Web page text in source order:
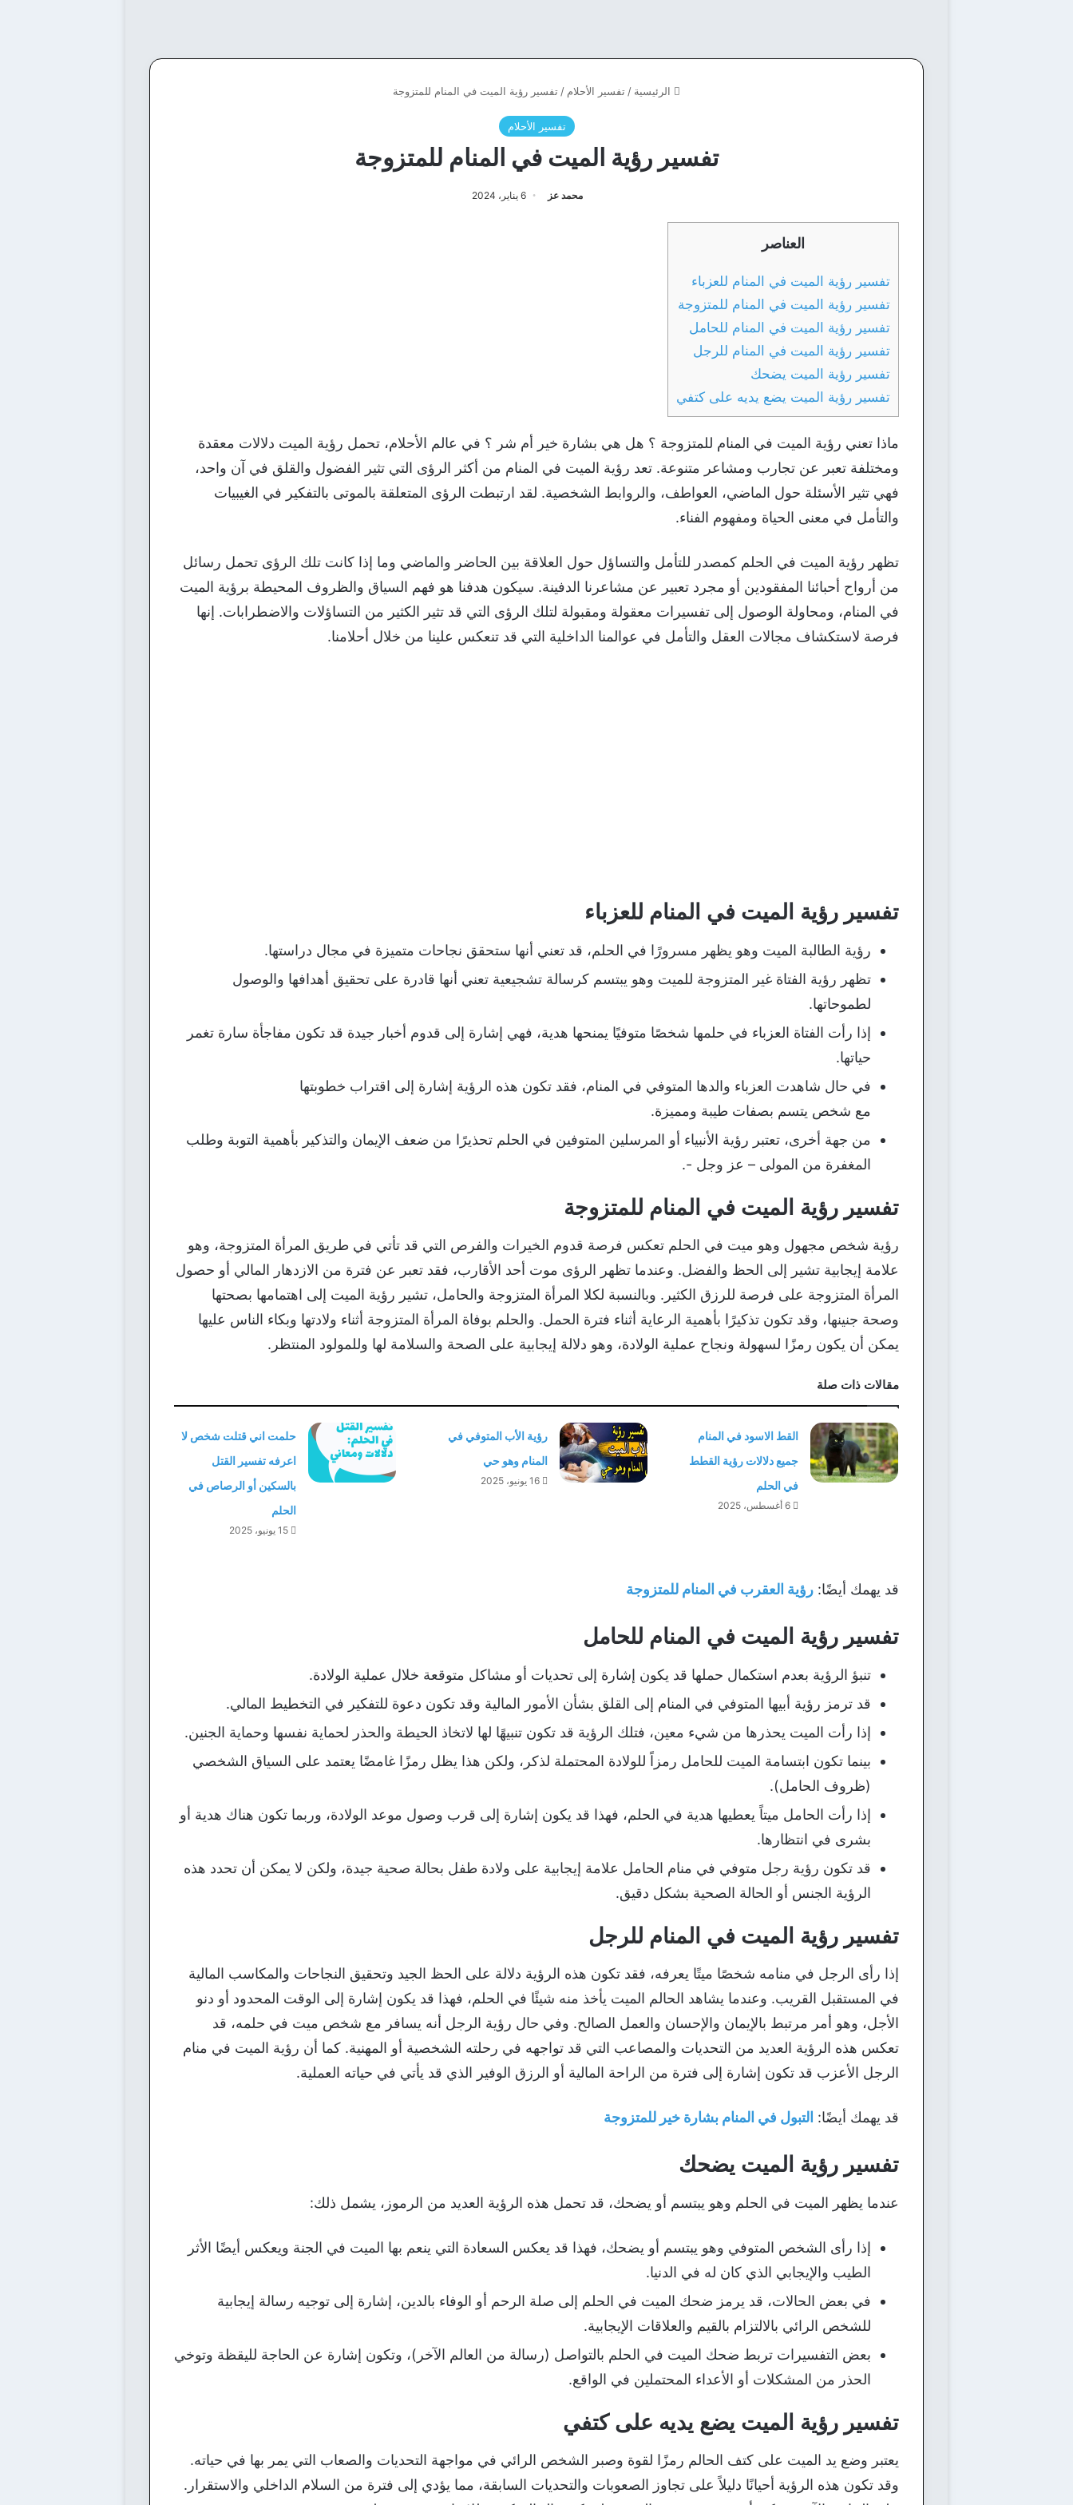
الرئيسية / تفسير الأحلام / تفسير رؤية الميت في المنام للمتزوجة
تفسير الأحلام
تفسير رؤية الميت في المنام للمتزوجة
محمد عز 6 يناير، 2024
العناصر
تفسير رؤية الميت في المنام للعزباء
تفسير رؤية الميت في المنام للمتزوجة
تفسير رؤية الميت في المنام للحامل
تفسير رؤية الميت في المنام للرجل
تفسير رؤية الميت يضحك
تفسير رؤية الميت يضع يديه على كتفي
ماذا تعني رؤية الميت في المنام للمتزوجة ؟ هل هي بشارة خير أم شر ؟ في عالم الأحلام، تحمل رؤية الميت دلالات معقدة
ومختلفة تعبر عن تجارب ومشاعر متنوعة. تعد رؤية الميت في المنام من أكثر الرؤى التي تثير الفضول والقلق في آن واحد،
فهي تثير الأسئلة حول الماضي، العواطف، والروابط الشخصية. لقد ارتبطت الرؤى المتعلقة بالموتى بالتفكير في الغيبيات
والتأمل في معنى الحياة ومفهوم الفناء.
تظهر رؤية الميت في الحلم كمصدر للتأمل والتساؤل حول العلاقة بين الحاضر والماضي وما إذا كانت تلك الرؤى تحمل رسائل
من أرواح أحبائنا المفقودين أو مجرد تعبير عن مشاعرنا الدفينة. سيكون هدفنا هو فهم السياق والظروف المحيطة برؤية الميت
في المنام، ومحاولة الوصول إلى تفسيرات معقولة ومقبولة لتلك الرؤى التي قد تثير الكثير من التساؤلات والاضطرابات. إنها
فرصة لاستكشاف مجالات العقل والتأمل في عوالمنا الداخلية التي قد تنعكس علينا من خلال أحلامنا.
تفسير رؤية الميت في المنام للعزباء
رؤية الطالبة الميت وهو يظهر مسرورًا في الحلم، قد تعني أنها ستحقق نجاحات متميزة في مجال دراستها.
تظهر رؤية الفتاة غير المتزوجة للميت وهو يبتسم كرسالة تشجيعية تعني أنها قادرة على تحقيق أهدافها والوصول
لطموحاتها.
إذا رأت الفتاة العزباء في حلمها شخصًا متوفيًا يمنحها هدية، فهي إشارة إلى قدوم أخبار جيدة قد تكون مفاجأة سارة تغمر
حياتها.
في حال شاهدت العزباء والدها المتوفي في المنام، فقد تكون هذه الرؤية إشارة إلى اقتراب خطوبتها
مع شخص يتسم بصفات طيبة ومميزة.
من جهة أخرى، تعتبر رؤية الأنبياء أو المرسلين المتوفين في الحلم تحذيرًا من ضعف الإيمان والتذكير بأهمية التوبة وطلب
المغفرة من المولى – عز وجل -.
تفسير رؤية الميت في المنام للمتزوجة
رؤية شخص مجهول وهو ميت في الحلم تعكس فرصة قدوم الخيرات والفرص التي قد تأتي في طريق المرأة المتزوجة، وهو
علامة إيجابية تشير إلى الحظ والفضل. وعندما تظهر الرؤى موت أحد الأقارب، فقد تعبر عن فترة من الازدهار المالي أو حصول
المرأة المتزوجة على فرصة للرزق الكثير. وبالنسبة لكلا المرأة المتزوجة والحامل، تشير رؤية الميت إلى اهتمامها بصحتها
وصحة جنينها، وقد تكون تذكيرًا بأهمية الرعاية أثناء فترة الحمل. والحلم بوفاة المرأة المتزوجة أثناء ولادتها وبكاء الناس عليها
يمكن أن يكون رمزًا لسهولة ونجاح عملية الولادة، وهو دلالة إيجابية على الصحة والسلامة لها وللمولود المنتظر.
مقالات ذات صلة
القط الاسود في المنام
جميع دلالات رؤية القطط
في الحلم
6 أغسطس، 2025
رؤية الأب المتوفي في
المنام وهو حي
16 يونيو، 2025
حلمت اني قتلت شخص لا
اعرفه تفسير القتل
بالسكين أو الرصاص في
الحلم
15 يونيو، 2025
قد يهمك أيضًا: رؤية العقرب في المنام للمتزوجة
تفسير رؤية الميت في المنام للحامل
تنبؤ الرؤية بعدم استكمال حملها قد يكون إشارة إلى تحديات أو مشاكل متوقعة خلال عملية الولادة.
قد ترمز رؤية أبيها المتوفي في المنام إلى القلق بشأن الأمور المالية وقد تكون دعوة للتفكير في التخطيط المالي.
إذا رأت الميت يحذرها من شيء معين، فتلك الرؤية قد تكون تنبيهًا لها لاتخاذ الحيطة والحذر لحماية نفسها وحماية الجنين.
بينما تكون ابتسامة الميت للحامل رمزاً للولادة المحتملة لذكر، ولكن هذا يظل رمزًا غامضًا يعتمد على السياق الشخصي
(ظروف الحامل).
إذا رأت الحامل ميتاً يعطيها هدية في الحلم، فهذا قد يكون إشارة إلى قرب وصول موعد الولادة، وربما تكون هناك هدية أو
بشرى في انتظارها.
قد تكون رؤية رجل متوفي في منام الحامل علامة إيجابية على ولادة طفل بحالة صحية جيدة، ولكن لا يمكن أن تحدد هذه
الرؤية الجنس أو الحالة الصحية بشكل دقيق.
تفسير رؤية الميت في المنام للرجل
إذا رأى الرجل في منامه شخصًا ميتًا يعرفه، فقد تكون هذه الرؤية دلالة على الحظ الجيد وتحقيق النجاحات والمكاسب المالية
في المستقبل القريب. وعندما يشاهد الحالم الميت يأخذ منه شيئًا في الحلم، فهذا قد يكون إشارة إلى الوقت المحدود أو دنو
الأجل، وهو أمر مرتبط بالإيمان والإحسان والعمل الصالح. وفي حال رؤية الرجل أنه يسافر مع شخص ميت في حلمه، قد
تعكس هذه الرؤية العديد من التحديات والمصاعب التي قد تواجهه في رحلته الشخصية أو المهنية. كما أن رؤية الميت في منام
الرجل الأعزب قد تكون إشارة إلى فترة من الراحة المالية أو الرزق الوفير الذي قد يأتي في حياته العملية.
قد يهمك أيضًا: التبول في المنام بشارة خير للمتزوجة
تفسير رؤية الميت يضحك
عندما يظهر الميت في الحلم وهو يبتسم أو يضحك، قد تحمل هذه الرؤية العديد من الرموز، يشمل ذلك:
إذا رأى الشخص المتوفي وهو يبتسم أو يضحك، فهذا قد يعكس السعادة التي ينعم بها الميت في الجنة ويعكس أيضًا الأثر
الطيب والإيجابي الذي كان له في الدنيا.
في بعض الحالات، قد يرمز ضحك الميت في الحلم إلى صلة الرحم أو الوفاء بالدين، إشارة إلى توجيه رسالة إيجابية
للشخص الرائي بالالتزام بالقيم والعلاقات الإيجابية.
بعض التفسيرات تربط ضحك الميت في الحلم بالتواصل (رسالة من العالم الآخر)، وتكون إشارة عن الحاجة لليقظة وتوخي
الحذر من المشكلات أو الأعداء المحتملين في الواقع.
تفسير رؤية الميت يضع يديه على كتفي
يعتبر وضع يد الميت على كتف الحالم رمزًا لقوة وصبر الشخص الرائي في مواجهة التحديات والصعاب التي يمر بها في حياته.
وقد تكون هذه الرؤية أحيانًا دليلاً على تجاوز الصعوبات والتحديات السابقة، مما يؤدي إلى فترة من السلام الداخلي والاستقرار.